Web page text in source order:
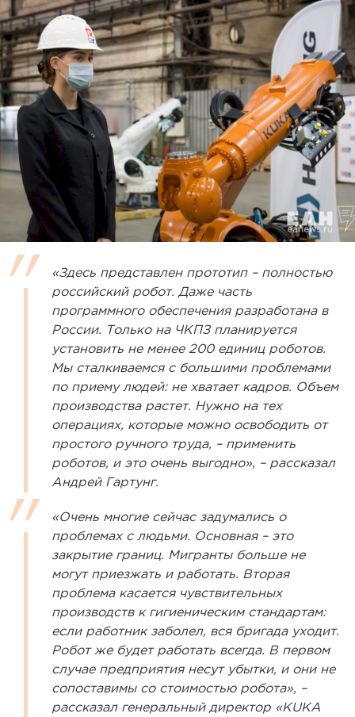
«Здесь представлен прототип – полностью
российский робот. Даже часть
программного обеспечения разработана в
России. Только на ЧКПЗ планируется
установить не менее 200 единиц роботов.
Мы сталкиваемся с большими проблемами
по приему людей: не хватает кадров. Объем
производства растет. Нужно на тех
операциях, которые можно освободить от
простого ручного труда, – применить
роботов, и это очень выгодно», – рассказал
Андрей Гартунг.
«Очень многие сейчас задумались о
проблемах с людьми. Основная – это
закрытие границ. Мигранты больше не
могут приезжать и работать. Вторая
проблема касается чувствительных
производств к гигиеническим стандартам:
если работник заболел, вся бригада уходит.
Робот же будет работать всегда. В первом
случае предприятия несут убытки, и они не
сопоставимы со стоимостью робота», –
рассказал генеральный директор «KUKA